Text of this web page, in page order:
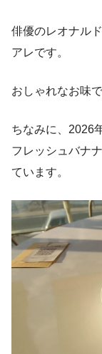
俳優のレオナル
アレです。
おしゃれなお味
ちなみに、2026
フレッシュバナ
ています。